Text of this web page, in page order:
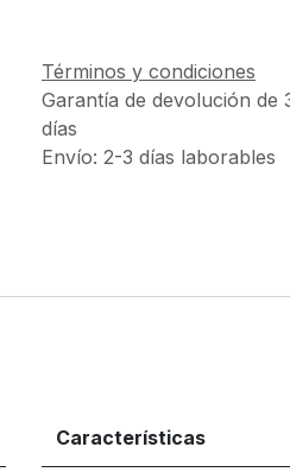
Términos y condiciones
Garantía de devolución de
días
Envío: 2-3 días laborables
Características